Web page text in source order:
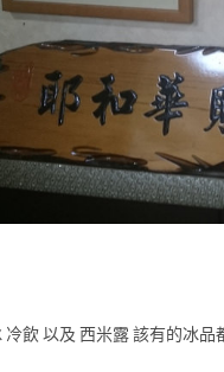
飲 以及 西米露 該有的冰品